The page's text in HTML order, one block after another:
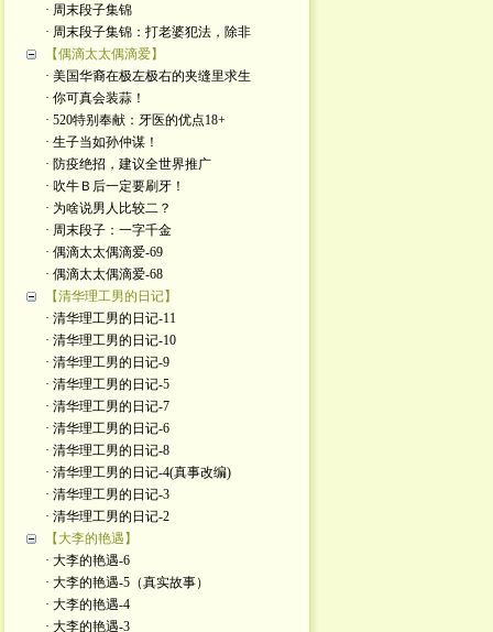
· 周末段子集锦
· 周末段子集锦：打老婆犯法，除非
【偶滴太太偶滴爱】
· 美国华裔在极左极右的夹缝里求生
· 你可真会装蒜！
· 520特别奉献：牙医的优点18+
· 生子当如孙仲谋！
· 防疫绝招，建议全世界推广
· 吹牛Ｂ后一定要刷牙！
· 为啥说男人比较二？
· 周末段子：一字千金
· 偶滴太太偶滴爱-69
· 偶滴太太偶滴爱-68
【清华理工男的日记】
· 清华理工男的日记-11
· 清华理工男的日记-10
· 清华理工男的日记-9
· 清华理工男的日记-5
· 清华理工男的日记-7
· 清华理工男的日记-6
· 清华理工男的日记-8
· 清华理工男的日记-4(真事改编)
· 清华理工男的日记-3
· 清华理工男的日记-2
【大李的艳遇】
· 大李的艳遇-6
· 大李的艳遇-5（真实故事）
· 大李的艳遇-4
· 大李的艳遇-3